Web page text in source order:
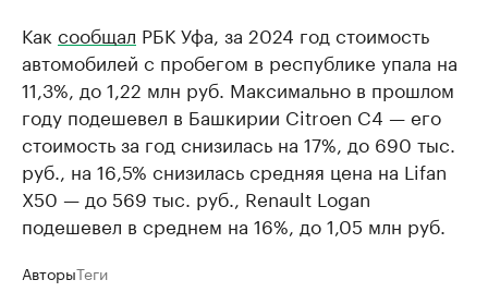
Как сообщал РБК Уфа, за 2024 год стоимость
автомобилей с пробегом в республике упала на
11,3%, до 1,22 млн руб. Максимально в прошлом
году подешевел в Башкирии Citroen C4 — его
стоимость за год снизилась на 17%, до 690 тыс.
руб., на 16,5% снизилась средняя цена на Lifan
X50 — до 569 тыс. руб., Renault Logan
подешевел в среднем на 16%, до 1,05 млн руб.
АвторыТеги